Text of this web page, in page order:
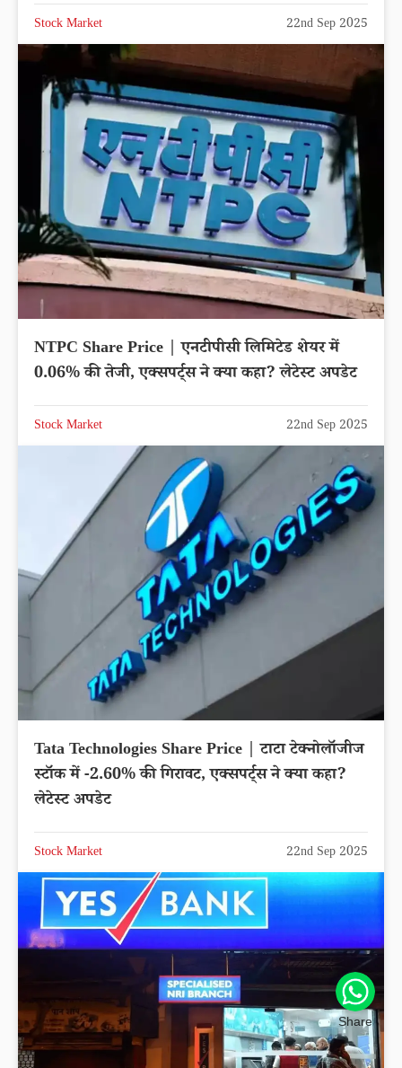
Stock Market 22nd Sep 2025
NTPC Share Price | एनटीपीसी लिमिटेड शेयर में
0.06% की तेजी, एक्सपर्ट्स ने क्या कहा? लेटेस्ट अपडेट
Stock Market 22nd Sep 2025
Tata Technologies Share Price | टाटा टेक्नोलॉजीज
स्टॉक में -2.60% की गिरावट, एक्सपर्ट्स ने क्या कहा?
लेटेस्ट अपडेट
Stock Market 22nd Sep 2025
Share